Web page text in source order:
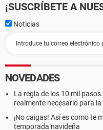
¡SUSCRÍBETE A
Noticias
NOVEDADES
La regla de los 10 mil
realmente necesario para la
¡No caigas! Así es como te
temporada navideña